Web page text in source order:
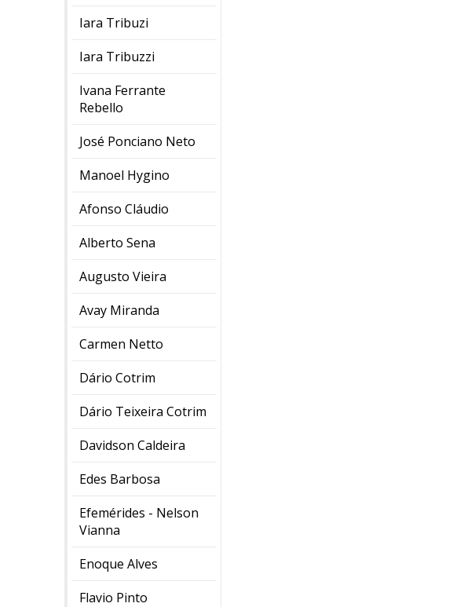
Iara Tribuzi
Iara Tribuzzi
Ivana Ferrante
Rebello
José Ponciano Neto
Manoel Hygino
Afonso Cláudio
Alberto Sena
Augusto Vieira
Avay Miranda
Carmen Netto
Dário Cotrim
Dário Teixeira Cotrim
Davidson Caldeira
Edes Barbosa
Efemérides - Nelson
Vianna
Enoque Alves
Flavio Pinto